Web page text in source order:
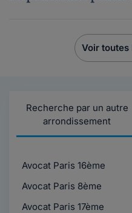
Voir
Recherche par un autre
arrondissement
Avocat Paris 16ème
Avocat Paris 8ème
Avocat Paris 17ème